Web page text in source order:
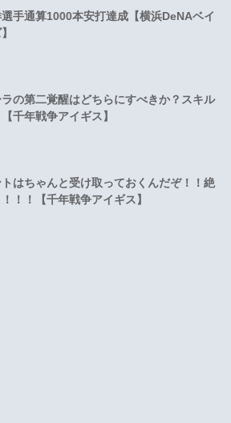
手通算1000本安打達成【横浜DeNAベイ
の第二覚醒はどちらにすべきか？スキル
千年戦争アイギス】
はちゃんと受け取っておくんだぞ！！絶
！！【千年戦争アイギス】